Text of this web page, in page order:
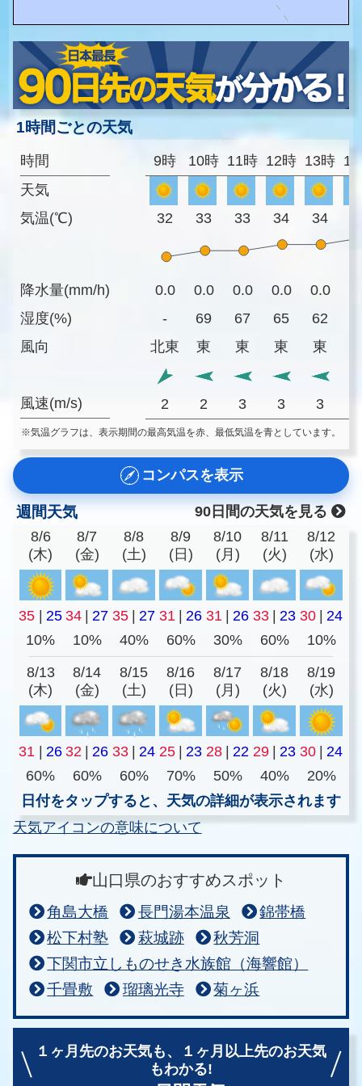
1時間ごとの天気
時間
天気
気温(℃)
降水量(mm/h)
湿度(%)
風向
風速(m/s)
9時 10時 11時 12時 13時
32 33 33 34 34
0.0 0.0 0.0 0.0 0.0
-
69 67 65 62
北東
東 東 東 東
2 2 3 3 3
※気温グラフは、表示期間の最高気温を赤、最低気温を青としています。
コンパスを表示
週間天気
90日間の天気を見る
8/6
(木)
8/7
(金)
8/8
(土)
8/9
(日)
8/10
(月)
8/11
(火)
8/12
(水)
35 25 34 27 35 27 31 26 31 26 33 23 30
24
10%
10% 40% 60% 30% 60% 10%
8/13
(木)
8/14
(金)
8/15
(土)
8/16
(日)
8/17
(月)
8/18
(火)
8/19
(水)
31 26 32 26 33 24 25 23 28 22 29 23 30
24
60%
60% 60% 70% 50% 40%
20%
日付をタップすると、天気の詳細が表示されます
天気アイコンの意味について
山口県のおすすめスポット
角島大橋 長門湯本温泉
錦帯橋
松下村塾
萩城跡
秋芳洞
下関市立しものせき水族館（海響館）
千畳敷
瑠璃光寺 菊ヶ浜
１ヶ月先のお天気も、
１ヶ月以上先のお天気
もわかる!